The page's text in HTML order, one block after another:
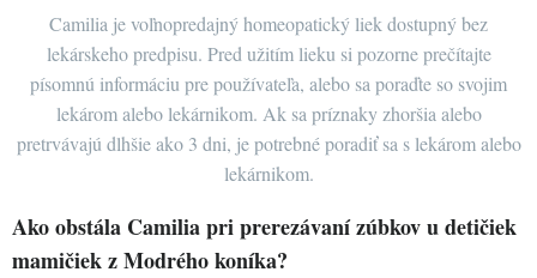
Camilia je voľnopredajný homeopatický liek dostupný bez
lekárskeho predpisu. Pred užitím lieku si pozorne prečítajte
písomnú informáciu pre používateľa, alebo sa poraďte so svojim
lekárom alebo lekárnikom. Ak sa príznaky zhoršia alebo
pretrvávajú dlhšie ako 3 dni, je potrebné poradiť sa s lekárom alebo
lekárnikom.
Ako obstála Camilia pri prerezávaní zúbkov u detičiek
mamičiek z Modrého koníka?